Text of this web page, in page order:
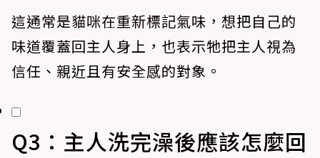
這通常是貓咪在重新標記氣味，想把自己的
味道覆蓋回主人身上，也表示牠把主人視為
信任、親近且有安全感的對象。
Q3：主人洗完澡後應該怎麼回